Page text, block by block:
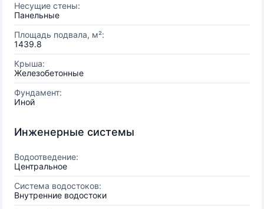
Несущие стены:
Панельные
Площадь подвала, м²:
1439.8
Крыша:
Железобетонные
Фундамент:
Иной
Инженерные системы
Водоотведение:
Центральное
Система водостоков:
Внутренние водостоки